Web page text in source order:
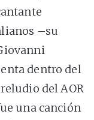
–su
dentro del
del AOR
una canción